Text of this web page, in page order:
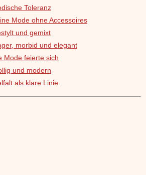
Toleranz
Mode ohne Accessoires
und gemixt
morbid und elegant
Mode feierte sich
und modern
als klare Linie